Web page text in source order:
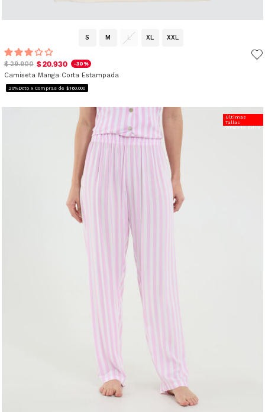
S M L XL XXL
$ 29.900 $ 20.930 -30%
Camiseta Manga Corta Estampada
20%Dcto x Compras de $160.000
Últimas
Tallas
20%Dcto Extra